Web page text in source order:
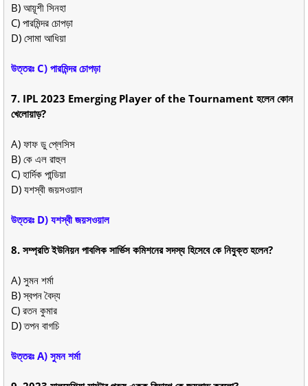
B) আয়ূশী সিনহা
C) পারমিন্দর চোপড়া
D) সোমা আধিয়া
উত্তরঃ C) পারমিন্দর চোপড়া
7. IPL 2023 Emerging Player of the Tournament হলেন কোন
খেলোয়াড়?
A) ফাফ ডু প্লেসিস
B) কে এল রাহুল
C) হার্দিক পান্ডিয়া
D) যশস্বী জয়সওয়াল
উত্তরঃ D) যশস্বী জয়সওয়াল
8. সম্প্রতি ইউনিয়ন পাবলিক সার্ভিস কমিশনের সদস্য হিসেবে কে নিযুক্ত হলেন?
A) সুমন শর্মা
B) স্বপন বৈদ্য
C) রতন কুমার
D) তপন বাগচি
উত্তরঃ A) সুমন শর্মা